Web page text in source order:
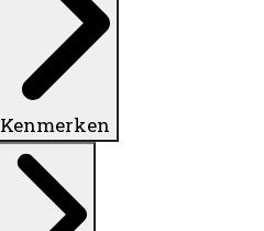
Kenmerken